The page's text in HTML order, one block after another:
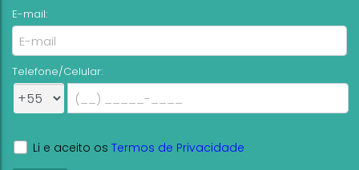
E-mail:
Telefone/Celular:
Li e aceito os Termos de Privacidade